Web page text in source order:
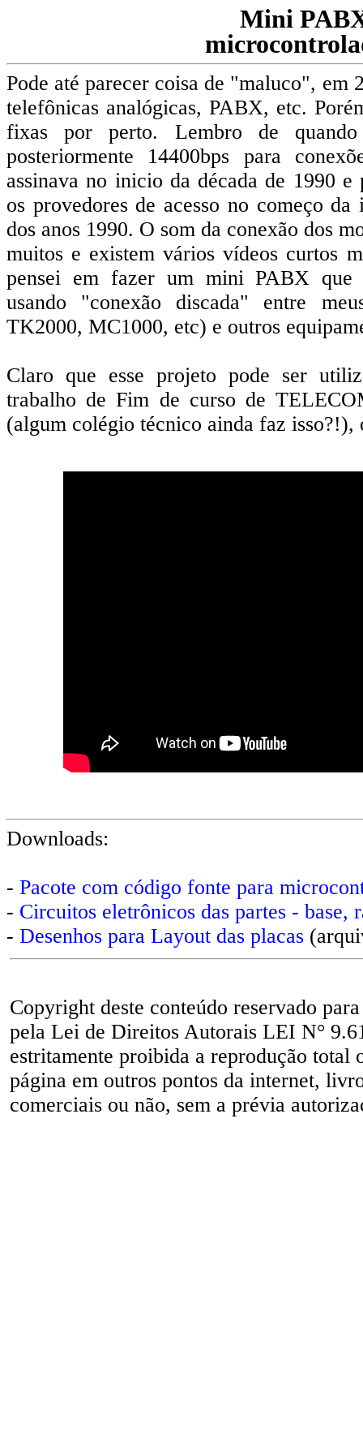
Mini
Pode até parecer coisa de "maluco", em
telefônicas analógicas, PABX, etc.
fixas por perto. Lembro de
posteriormente 14400bps para
assinava no inicio da década de 1990
os provedores de acesso no começo
dos anos 1990. O som da conexão dos
muitos e existem vários vídeos curtos
pensei em fazer um mini PABX que
usando "conexão discada" entre
TK2000, MC1000, etc) e outros
Claro que esse projeto pode ser
trabalho de Fim de curso de
(algum colégio técnico ainda faz
Downloads:
- Pacote com código fonte para
- Circuitos eletrônicos das partes - base,
- Desenhos para Layout das placas
Copyright deste conteúdo reservado
pela Lei de Direitos Autorais LEI N°
estritamente proibida a reprodução total
página em outros pontos da internet,
comerciais ou não, sem a prévia